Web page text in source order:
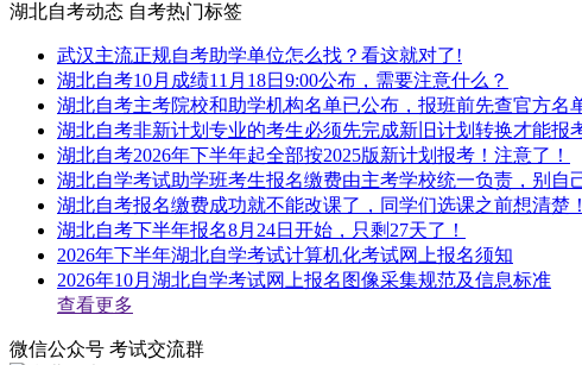
湖北自考动态 自考热门标签
武汉主流正规自考助学单位怎么找？看这就对了!
湖北自考10月成绩11月18日9:00公布，需要注意什么？
湖北自考主考院校和助学机构名单已公布，报班前先查官方名
湖北自考非新计划专业的考生必须先完成新旧计划转换才能报
湖北自考2026年下半年起全部按2025版新计划报考！注意了！
湖北自学考试助学班考生报名缴费由主考学校统一负责，别自
湖北自考报名缴费成功就不能改课了，同学们选课之前想清楚！
湖北自考下半年报名8月24日开始，只剩27天了！
2026年下半年湖北自学考试计算机化考试网上报名须知
2026年10月湖北自学考试网上报名图像采集规范及信息标准
查看更多
微信公众号 考试交流群